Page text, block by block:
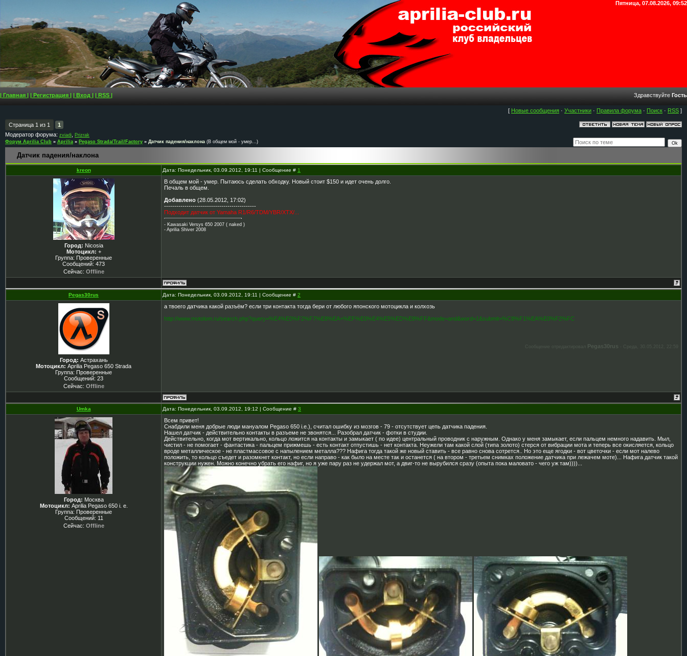
Пятница, 07.08.2026, 09:52
| Главная | | Регистрация | | Вход | | RSS | Здравствуйте Гость
[ Новые сообщения · Участники · Правила форума · Поиск · RSS ]
Страница 1 из 1
1
Модератор форума: zviadi
Prizrak
Форум Aprilia Club » Aprilia » Pegaso Strada/Trail/Factory » Датчик падения/наклона (В общем мой - умер...)
Датчик падения/наклона
kreon Дата: Понедельник, 03.09.2012, 19:11 | Сообщение #1
Город: Nicosia
Мотоцикл: +
Группа: Проверенные
Сообщений: 473
Сейчас: Offline
В общем мой - умер. Пытаюсь сделать обходку. Новый стоит $150 и идет очень долго.
Печаль в общем.
Добавлено (28.05.2012, 17:02)
---------------------------------------------
Подходит датчик от Yamaha R1/R6/TDM/YBR/XTX/...
- Kawasaki Versys 650 2007 ( naked )
- Aprilia Shiver 2008
Pegas30rus Дата: Понедельник, 03.09.2012, 19:11 | Сообщение #2
Город: Астрахань
Мотоцикл: Aprilia Pegaso 650 Strada
Группа: Проверенные
Сообщений: 23
Сейчас: Offline
а твоего датчика какой разъём? если три контакта тогда бери от любого японского мотоцикла и колхозь
http://www.motolom.ru/search.php?query=%E4%E0%F2%F7%E8%EA+%EF%E0%E4%E5%ED%E8%FF&mode=and&word=1&submit=%C8%F1%EA%E0%F2%FC
Сообщение отредактировал Pegas30rus
Umka Дата: Понедельник, 03.09.2012, 19:12 | Сообщение #3
Город: Москва
Мотоцикл: Aprilia Pegaso 650 i. e.
Группа: Проверенные
Сообщений: 11
Сейчас: Offline
Всем привет!
Снабдили меня добрые люди мануалом Pegaso 650 i.e.), считал ошибку из мозгов - 79 - отсутствует цепь датчика падения.
Нашел датчик - действительно контакты в разъеме не звонятся... Разобрал датчик - фотки в студии.
Действительно, когда мот вертикально, кольцо ложится на контакты и замыкает ( по идее) центральный проводник с наружным. Однако у меня замыкает, если пальцем немного надавить. Мыл,
чистил - не помогает - фантастика - пальцем прижмешь - есть контакт отпустишь - нет контакта. Неужели там какой слой (типа золото) стерся от вибрации мота и теперь все окисляется, кольцо
вроде металлическое - не пластмассовое с напылением металла??? Нафига тогда такой же новый ставить - все равно снова сотрется.. Но это еще ягодки - вот цветочки - если мот налево
положить, то кольцо съедет и разомкнет контакт, но если направо - как было на месте так и останется ( на втором - третьем снимках положение датчика при лежачем моте)... Нафига датчик такой
конструкции нужен. Можно конечно убрать его нафиг, но я уже пару раз не удержал мот, а двиг-то не вырубился сразу (опыта пока маловато - чего уж там))))...